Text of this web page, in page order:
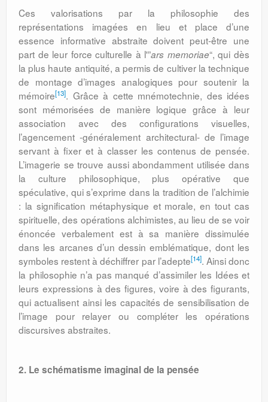
Ces valorisations par la philosophie des
représentations imagées en lieu et place d’une
essence informative abstraite doivent peut-être une
part de leur force culturelle à l'”ars memoriae“, qui dès
la plus haute antiquité, a permis de cultiver la technique
de montage d’images analogiques pour soutenir la
mémoire[13]. Grâce à cette mnémotechnie, des idées
sont mémorisées de manière logique grâce à leur
association avec des configurations visuelles,
l’agencement -généralement architectural- de l’image
servant à fixer et à classer les contenus de pensée.
L’imagerie se trouve aussi abondamment utilisée dans
la culture philosophique, plus opérative que
spéculative, qui s’exprime dans la tradition de l’alchimie
: la signification métaphysique et morale, en tout cas
spirituelle, des opérations alchimistes, au lieu de se voir
énoncée verbalement est à sa manière dissimulée
dans les arcanes d’un dessin emblématique, dont les
symboles restent à déchiffrer par l’adepte[14]. Ainsi donc
la philosophie n’a pas manqué d’assimiler les Idées et
leurs expressions à des figures, voire à des figurants,
qui actualisent ainsi les capacités de sensibilisation de
l’image pour relayer ou compléter les opérations
discursives abstraites.
2. Le schématisme imaginal de la pensée